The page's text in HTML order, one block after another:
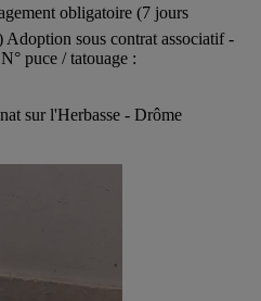
obligatoire (7 jours
sous contrat associatif -
puce / tatouage :
sur l'Herbasse - Drôme